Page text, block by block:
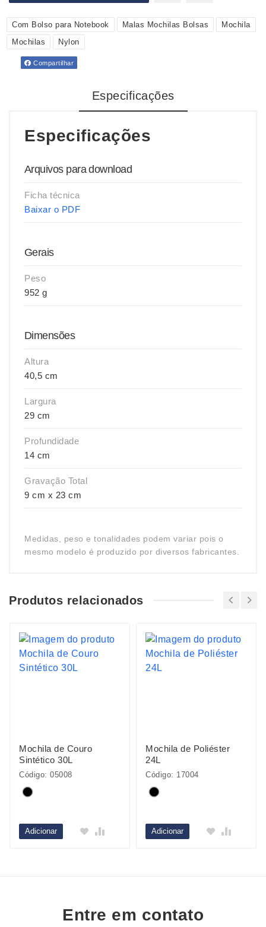
Com Bolso para Notebook Malas Mochilas Bolsas
Mochila
Mochilas
Nylon
Compartilhar
Especificações
Especificações
Arquivos para download
Ficha técnica
Baixar o PDF
Gerais
Peso
952 g
Dimensões
Altura
40,5 cm
Largura
29 cm
Profundidade
14 cm
Gravação Total
9 cm x 23 cm
Medidas, peso e tonalidades podem variar pois o
mesmo modelo é produzido por diversos fabricantes.
Produtos relacionados
Mochila de Couro
Sintético 30L
Código: 05008
Adicionar
Mochila de Poliéster
24L
Código: 17004
Adicionar
Entre em contato